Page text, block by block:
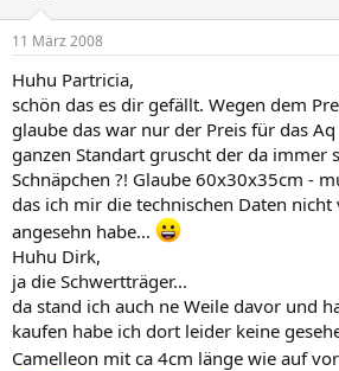
11 März 2008
Huhu Partricia,
schön das es dir gefällt. Wegen dem
glaube das war nur der Preis für das
ganzen Standart gruscht der da immer
Schnäpchen ?! Glaube 60x30x35cm -
das ich mir die technischen Daten nicht
angesehn habe...
Huhu Dirk,
ja die Schwertträger...
da stand ich auch ne Weile davor und
kaufen habe ich dort leider keine
Camelleon mit ca 4cm länge wie auf